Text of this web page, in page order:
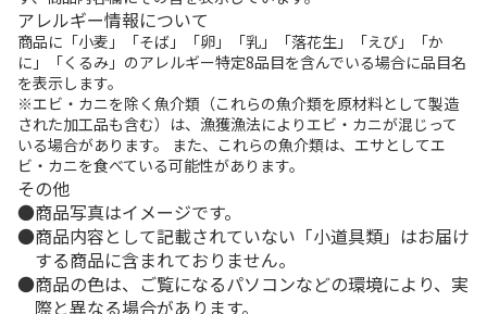
アレルギー情報について
商品に「小麦」「そば」「卵」「乳」「落花生」「えび」「か
に」「くるみ」のアレルギー特定8品目を含んでいる場合に品目名
を表示します。
※エビ・カニを除く魚介類（これらの魚介類を原材料として製造
された加工品も含む）は、漁獲漁法によりエビ・カニが混じって
いる場合があります。 また、これらの魚介類は、エサとしてエ
ビ・カニを食べている可能性があります。
その他
商品写真はイメージです。
商品内容として記載されていない「小道具類」はお届け
する商品に含まれておりません。
商品の色は、ご覧になるパソコンなどの環境により、実
際と異なる場合があります。